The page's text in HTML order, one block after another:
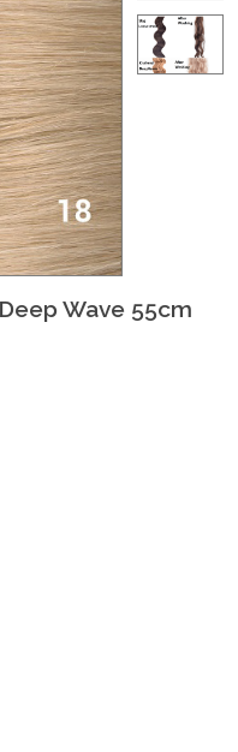
Wave 55cm